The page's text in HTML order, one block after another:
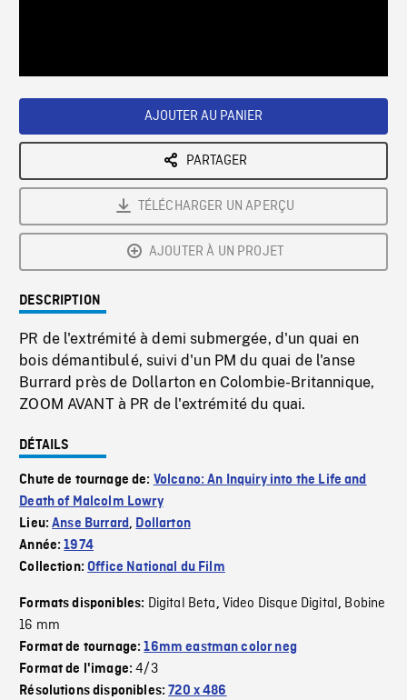
AJOUTER AU PANIER
PARTAGER
TÉLÉCHARGER UN APERÇU
AJOUTER À UN PROJET
DESCRIPTION
PR de l'extrémité à demi submergée, d'un quai en
bois démantibulé, suivi d'un PM du quai de l'anse
Burrard près de Dollarton en Colombie-Britannique,
ZOOM AVANT à PR de l'extrémité du quai.
DÉTAILS
Chute de tournage de: Volcano: An Inquiry into the Life and
Death of Malcolm Lowry
Lieu:Anse Burrard, Dollarton
Année:1974
Collection:Office National du Film
Formats disponibles: Digital Beta, Video Disque Digital, Bobine
16 mm
Format de tournage:16mm eastman color neg
Format de l'image:4/3
Résolutions disponibles:720 x 486